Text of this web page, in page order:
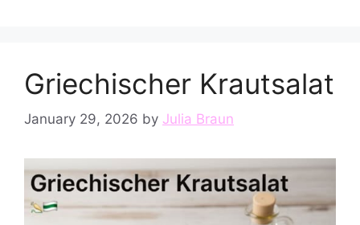
Griechischer Krautsalat
January 29, 2026 by Julia Braun